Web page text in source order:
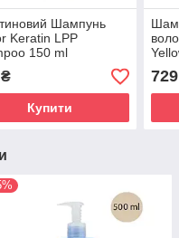
Шампунь
Keratin LPP
150 ml
Купити
729